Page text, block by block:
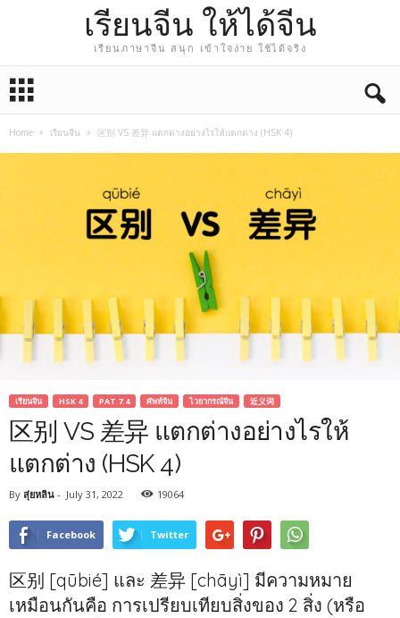
เรียนจีน ให้ได้จีน
เรียนภาษาจีน สนุก เข้าใจง่าย ใช้ได้จริง
Home เรียนจีน 区别 VS 差异 แตกต่างอย่างไรให้แตกต่าง (HSK 4)
เรียนจีน HSK 4 PAT 7.4 ศัพท์จีน ไวยากรณ์จีน 近义词
区别 VS 差异 แตกต่างอย่างไรให้
แตกต่าง (HSK 4)
By สุ่ยหลิน - July 31, 2022 19064
Facebook Twitter
区别 [qūbié] และ 差异 [chāyì] มีความหมาย
เหมือนกันคือ การเปรียบเทียบสิ่งของ 2 สิ่ง (หรือ